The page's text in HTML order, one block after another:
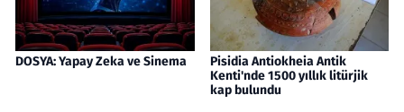
DOSYA: Yapay Zeka ve Sinema
Pisidia Antiokheia Antik
Kenti'nde 1500 yıllık litürjik
kap bulundu